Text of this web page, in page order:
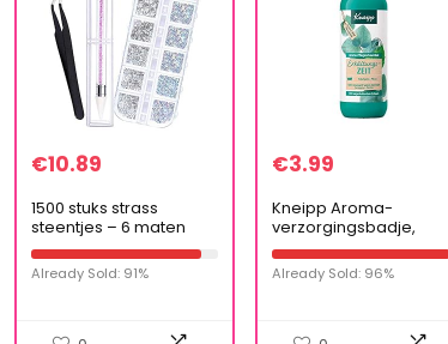
€10.89
1500 stuks strass
steentjes – 6 maten
platte achterkant
edelstenen, kristallen
AB steentjes nail art
Already Sold: 91%
€3.99
Kneipp Aroma-
verzorgingsbadje,
verkoudheid,
eucalyptusmunt, 400
Already Sold: 96%